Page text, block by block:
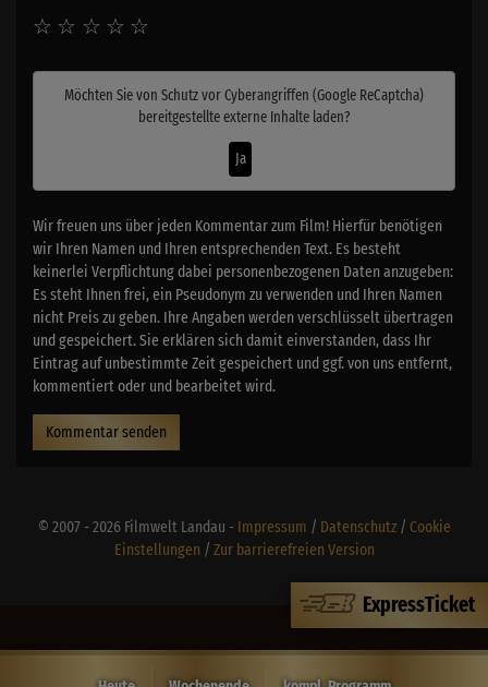
ExpressTicket
☆
☆
☆
☆
☆
Möchten Sie von Schutz vor Cyberangriffen (Google ReCaptcha)
bereitgestellte externe Inhalte laden?
Ja
Wir freuen uns über jeden Kommentar zum Film! Hierfür benötigen
wir Ihren Namen und Ihren entsprechenden Text. Es besteht
keinerlei Verpflichtung dabei personenbezogenen Daten anzugeben:
Es steht Ihnen frei, ein Pseudonym zu verwenden und Ihren Namen
nicht Preis zu geben. Ihre Angaben werden verschlüsselt übertragen
und gespeichert. Sie erklären sich damit einverstanden, dass Ihr
Eintrag auf unbestimmte Zeit gespeichert und ggf. von uns entfernt,
kommentiert oder und bearbeitet wird.
Kommentar senden
© 2007 - 2026 Filmwelt Landau - Impressum / Datenschutz/ Cookie
Einstellungen / Zur barrierefreien Version